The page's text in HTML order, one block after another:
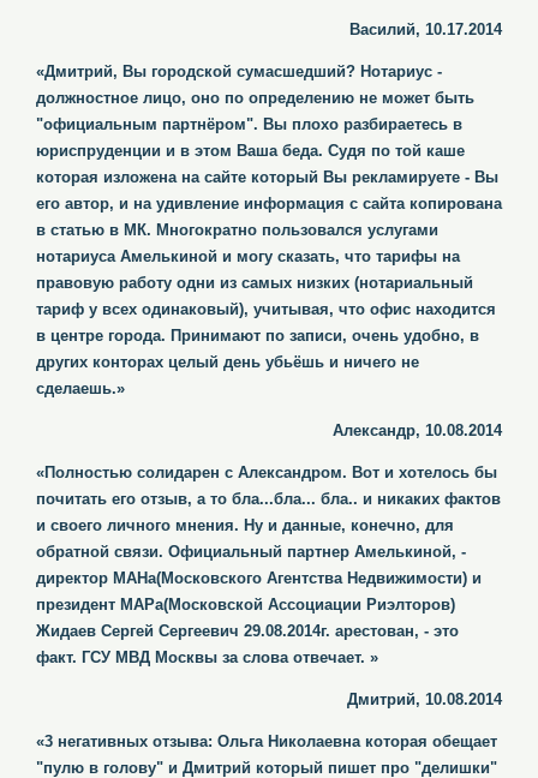
Василий, 10.17.2014
«Дмитрий, Вы городской сумасшедший? Нотариус -
должностное лицо, оно по определению не может быть
"официальным партнёром". Вы плохо разбираетесь в
юриспруденции и в этом Ваша беда. Судя по той каше
которая изложена на сайте который Вы рекламируете - Вы
его автор, и на удивление информация с сайта копирована
в статью в МК. Многократно пользовался услугами
нотариуса Амелькиной и могу сказать, что тарифы на
правовую работу одни из самых низких (нотариальный
тариф у всех одинаковый), учитывая, что офис находится
в центре города. Принимают по записи, очень удобно, в
других конторах целый день убьёшь и ничего не
сделаешь.»
Александр, 10.08.2014
«Полностью солидарен с Александром. Вот и хотелось бы
почитать его отзыв, а то бла...бла... бла.. и никаких фактов
и своего личного мнения. Ну и данные, конечно, для
обратной связи. Официальный партнер Амелькиной, -
директор МАНа(Московского Агентства Недвижимости) и
президент МАРа(Московской Ассоциации Риэлторов)
Жидаев Сергей Сергеевич 29.08.2014г. арестован, - это
факт. ГСУ МВД Москвы за слова отвечает. »
Дмитрий, 10.08.2014
«3 негативных отзыва: Ольга Николаевна которая обещает
"пулю в голову" и Дмитрий который пишет про "делишки"